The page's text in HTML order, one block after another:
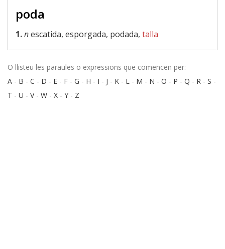
poda
1.nescatida, esporgada, podada, talla
O llisteu les paraules o expressions que comencen per:
A - B - C - D - E - F - G - H - I - J - K - L - M - N - O - P - Q - R - S -
T - U - V- W - X - Y - Z